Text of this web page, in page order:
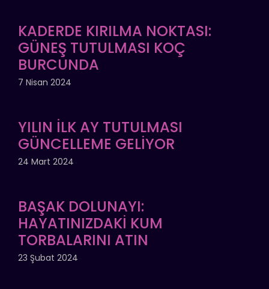
KADERDE KIRILMA NOKTASI:
GÜNEŞ TUTULMASI KOÇ
BURCUNDA
7 Nisan 2024
YILIN İLK AY TUTULMASI
GÜNCELLEME GELİYOR
24 Mart 2024
BAŞAK DOLUNAYI:
HAYATINIZDAKİ KUM
TORBALARINI ATIN
23 Şubat 2024